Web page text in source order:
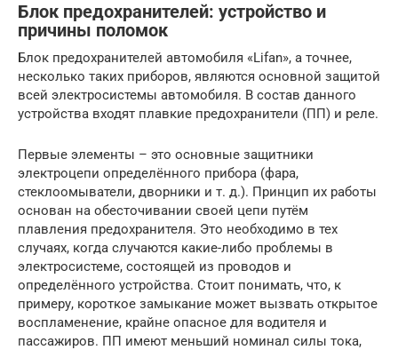
Блок предохранителей: устройство и
причины поломок
Блок предохранителей автомобиля «Lifan», а точнее,
несколько таких приборов, являются основной защитой
всей электросистемы автомобиля. В состав данного
устройства входят плавкие предохранители (ПП) и реле.
Первые элементы – это основные защитники
электроцепи определённого прибора (фара,
стеклоомыватели, дворники и т. д.). Принцип их работы
основан на обесточивании своей цепи путём
плавления предохранителя. Это необходимо в тех
случаях, когда случаются какие-либо проблемы в
электросистеме, состоящей из проводов и
определённого устройства. Стоит понимать, что, к
примеру, короткое замыкание может вызвать открытое
воспламенение, крайне опасное для водителя и
пассажиров. ПП имеют меньший номинал силы тока,